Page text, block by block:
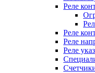
Реле
Реле
Реле
Реле